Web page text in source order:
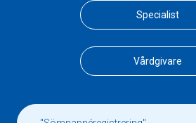
Specialist
Vårdgivare